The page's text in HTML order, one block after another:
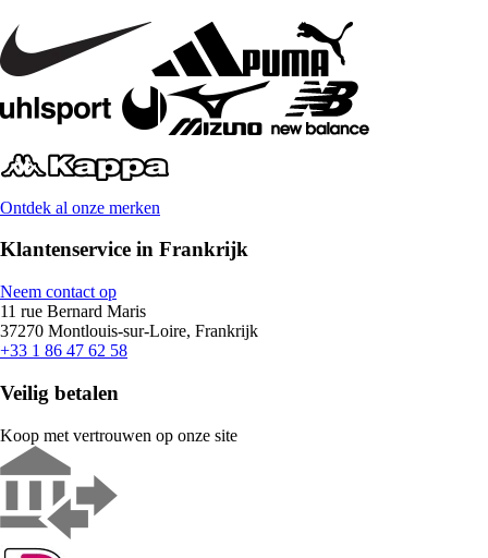
Ontdek al onze merken
Klantenservice in Frankrijk
Neem contact op
11 rue Bernard Maris
37270 Montlouis-sur-Loire, Frankrijk
+33 1 86 47 62 58
Veilig betalen
Koop met vertrouwen op onze site